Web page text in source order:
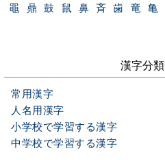
黽
鼎 鼓 鼠 鼻 斉 歯 竜 亀
漢字分
常用漢字
人名用漢字
小学校で学習する漢字
中学校で学習する漢字